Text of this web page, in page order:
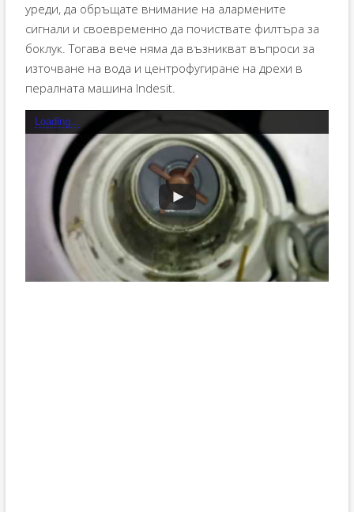
уреди, да обръщате внимание на алармените
сигнали и своевременно да почиствате филтъра за
боклук. Тогава вече няма да възникват въпроси за
източване на вода и центрофугиране на дрехи в
пералната машина Indesit.
Loading...